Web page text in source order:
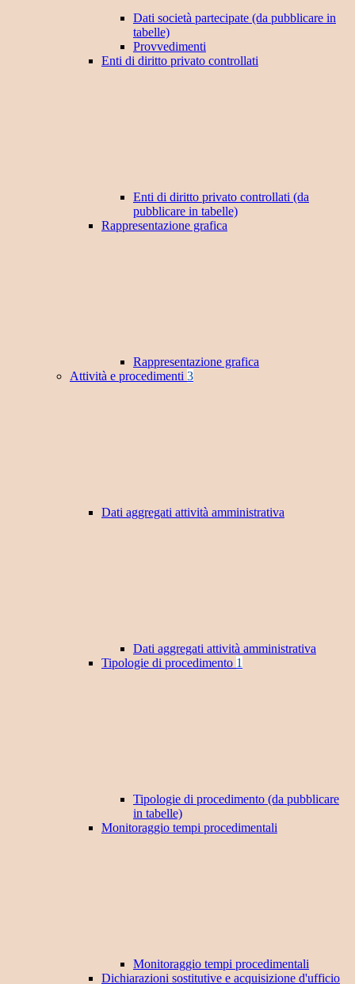
Dati società partecipate (da pubblicare in
tabelle)
Provvedimenti
Enti di diritto privato controllati
Enti di diritto privato controllati (da
pubblicare in tabelle)
Rappresentazione grafica
Rappresentazione grafica
Attività e procedimenti 3
Dati aggregati attività amministrativa
Dati aggregati attività amministrativa
Tipologie di procedimento 1
Tipologie di procedimento (da pubblicare
in tabelle)
Monitoraggio tempi procedimentali
Monitoraggio tempi procedimentali
Dichiarazioni sostitutive e acquisizione d'ufficio